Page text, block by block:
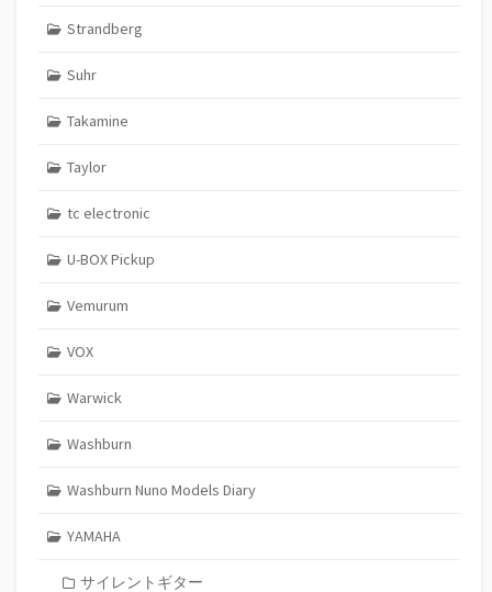
Strandberg
Suhr
Takamine
Taylor
tc electronic
U-BOX Pickup
Vemurum
VOX
Warwick
Washburn
Washburn Nuno Models Diary
YAMAHA
サイレントギター